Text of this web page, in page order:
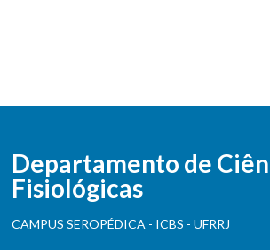
Departamento de
Fisiológicas
CAMPUS SEROPÉDICA - ICBS - UFRRJ